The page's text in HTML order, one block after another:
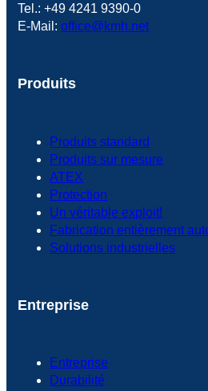
Tel.: +49 4241 9390-0
E-Mail:office@kmh.net
Produits
Produits standard
Produits sur mesure
ATEX
Protection
Un véritable exploit!
Fabrication entièrement
Solutions industrielles
Entreprise
Entreprise
Durabilité